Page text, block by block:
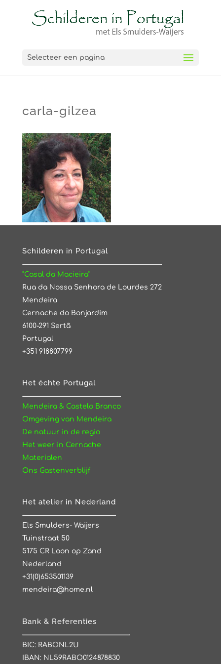
Selecteer een pagina
carla-gilzea
Schilderen in Portugal
"Casal da Macieira"
Rua da Nossa Senhora de Lourdes 272
Mendeira
Cernache do Bonjardim
6100-291 Sertã
Portugal
+351 918807799
Het échte Portugal
Mendeira & Castelo Branco
Omgeving van Mendeira
De natuur in de regio
Het weer in Cernache
Materialen
Ons Gastenverblijf
Het atelier in Nederland
Els Smulders- Waijers
Tuinstraat 50
5175 CR Loon op Zand
Nederland
+31(0)653501139
mendeira@home.nl
Bank & Referenties
BIC: RABONL2U
IBAN: NL59RABO0124878830